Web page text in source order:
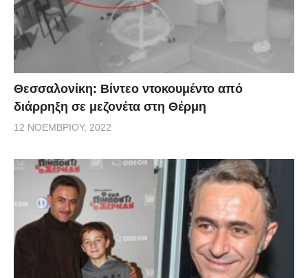
Θεσσαλονίκη: Βίντεο ντοκουμέντο από
διάρρηξη σε μεζονέτα στη Θέρμη
12 ΝΟΕΜΒΡΊΟΥ, 2022